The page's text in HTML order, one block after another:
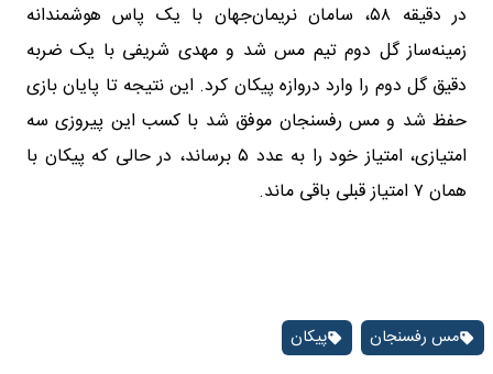
در دقیقه ۵۸، سامان نریمان‌جهان با یک پاس هوشمندانه
زمینه‌ساز گل دوم تیم مس شد و مهدی شریفی با یک ضربه
دقیق گل دوم را وارد دروازه پیکان کرد. این نتیجه تا پایان بازی
حفظ شد و مس رفسنجان موفق شد با کسب این پیروزی سه
امتیازی، امتیاز خود را به عدد ۵ برساند، در حالی که پیکان با
همان ۷ امتیاز قبلی باقی ماند.
مس رفسنجان پیکان